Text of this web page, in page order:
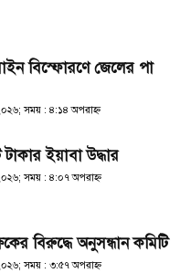
বিস্ফোরণে জেলের পা
সময় : ৪:১৪ অপরাহ্ণ
ইয়াবা উদ্ধার
সময় : ৪:০৭ অপরাহ্ণ
বিরুদ্ধে অনুসন্ধান কমিটি
সময় : ৩:৫৭ অপরাহ্ণ